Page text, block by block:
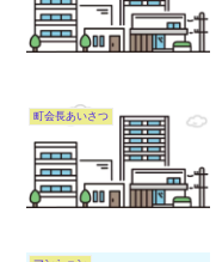
町会長あいさつ